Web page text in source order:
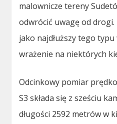
malownicze tereny
odwrócić uwagę od
jako najdłuższy tego
wrażenie na niektórych
Odcinkowy pomiar
S3 składa się z sześciu
długości 2592 metrów w